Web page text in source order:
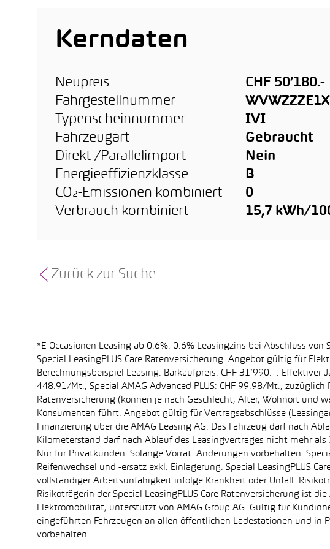
Kerndaten
Neupreis
CHF 50’180.-
Fahrgestellnummer
Typenscheinnummer
IVI
Fahrzeugart
Gebraucht
Direkt-/Parallelimport
Nein
Energieeffizienzklasse
B
CO₂-Emissionen kombiniert
0
Verbrauch kombiniert
15,7 kWh/
Zurück zur Suche
*E-Occasionen Leasing ab 0.6%: 0.6% Leasingzins bei Abschluss
Special LeasingPLUS Care Ratenversicherung. Angebot gültig für
Berechnungsbeispiel Leasing: Barkaufpreis: CHF 31’990.–. Effektiver
448.91/Mt., Special AMAG Advanced PLUS: CHF 99.98/Mt., zuzüglich
Ratenversicherung (können je nach Geschlecht, Alter, Wohnort und
Konsumenten führt. Angebot gültig für Vertragsabschlüsse
Finanzierung über die AMAG Leasing AG. Das Fahrzeug darf nach
Kilometerstand darf nach Ablauf des Leasingvertrages nicht mehr
Nur für Privatkunden. Solange Vorrat. Änderungen vorbehalten.
Reifenwechsel und -ersatz exkl. Einlagerung. Special LeasingPLUS
vollständiger Arbeitsunfähigkeit infolge Krankheit oder Unfall.
Risikoträgerin der Special LeasingPLUS Care Ratenversicherung ist
Elektromobilität, unterstützt von AMAG Group AG. Gültig für
eingeführten Fahrzeugen an allen öffentlichen Ladestationen und in
vorbehalten.